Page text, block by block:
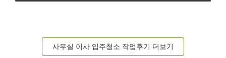
사무실 이사 입주청소 작업후기 더보기